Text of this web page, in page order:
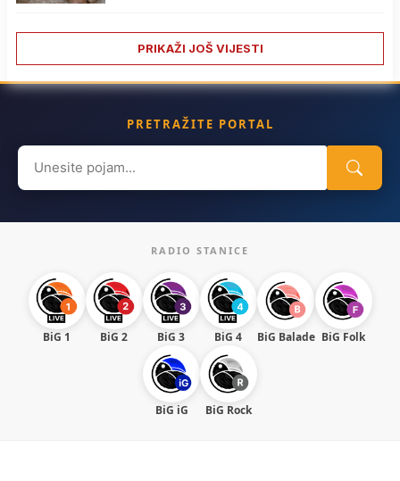
PRIKAŽI JOŠ VIJESTI
PRETRAŽITE PORTAL
Search
for:
RADIO STANICE
BiG 1 BiG 2 BiG 3 BiG 4 BiG Balade BiG Folk
BiG iG BiG Rock